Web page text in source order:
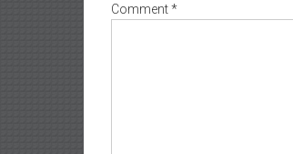
Comment*